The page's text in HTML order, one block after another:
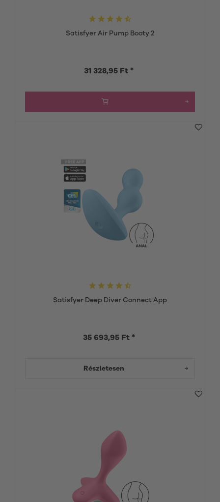
Satisfyer Air Pump Booty 2
31 328,95 Ft *
Satisfyer Deep Diver Connect App
35 693,95 Ft *
Részletesen